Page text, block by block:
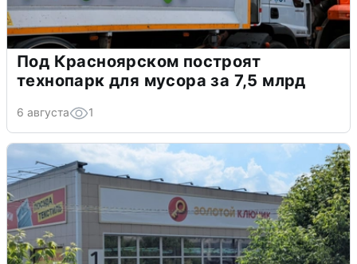
Под Красноярском построят
технопарк для мусора за 7,5 млрд
6 августа 1